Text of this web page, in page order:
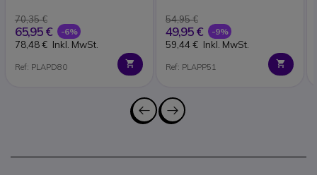
70,35 €
65,95 € -6%
78,48 € Inkl. MwSt.
Ref: PLAPD80
54,95 €
49,95 € -9%
59,44 € Inkl. MwSt.
Ref: PLAPP51